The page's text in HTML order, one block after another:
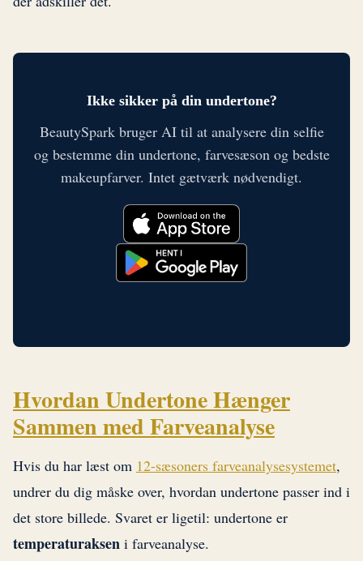
Ikke sikker på din undertone?
BeautySpark bruger AI til at analysere din selfie
og bestemme din undertone, farvesæson og bedste
makeupfarver. Intet gætværk nødvendigt.
Hvordan Undertone Hænger
Sammen med Farveanalyse
Hvis du har læst om 12-sæsoners farveanalysesystemet,
undrer du dig måske over, hvordan undertone passer ind i
det store billede. Svaret er ligetil: undertone er
temperaturaksen i farveanalyse.